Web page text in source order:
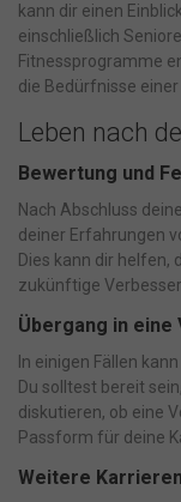
kann dir einen
einschließlich
Fitnessprogramme
die Bedürfnisse
Leben nach
Bewertung und
Nach Abschluss
deiner Erfahrungen
Dies kann dir helfen,
zukünftige
Übergang in
In einigen Fällen
Du solltest bereit
diskutieren, ob eine
Passform für deine
Weitere